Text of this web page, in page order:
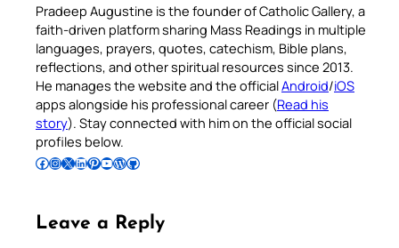
Pradeep Augustine is the founder of Catholic Gallery, a
faith-driven platform sharing Mass Readings in multiple
languages, prayers, quotes, catechism, Bible plans,
reflections, and other spiritual resources since 2013.
He manages the website and the officialAndroid/iOS
apps alongside his professional career (Read his
story). Stay connected with him on the official social
profiles below.
Follow Pradeep on Facebook Follow Pradeep on InstagramFollow Pradeep on X Follow Pradeep on LinkedIn Follow Pradeep on Pinterest Subscribe to Pradeep’s Youtube Channel Follow Pradeep on WordPress Follow Pradeep on GitHub
Leave a Reply